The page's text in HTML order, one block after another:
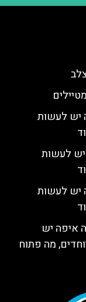
יש לעשות
לעשות
יש לעשות
איפה יש
מה פתוח